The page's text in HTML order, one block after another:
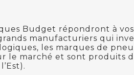
Budget répondront à
manufacturiers qui
les marques de
le marché et sont produits